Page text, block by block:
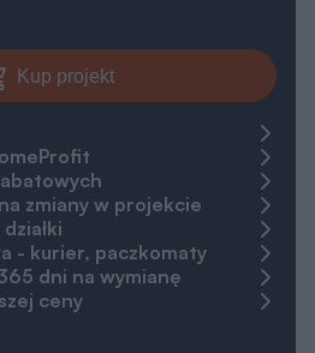
Kup projekt
zmiany w projekcie
- kurier, paczkomaty
dni na wymianę
ceny